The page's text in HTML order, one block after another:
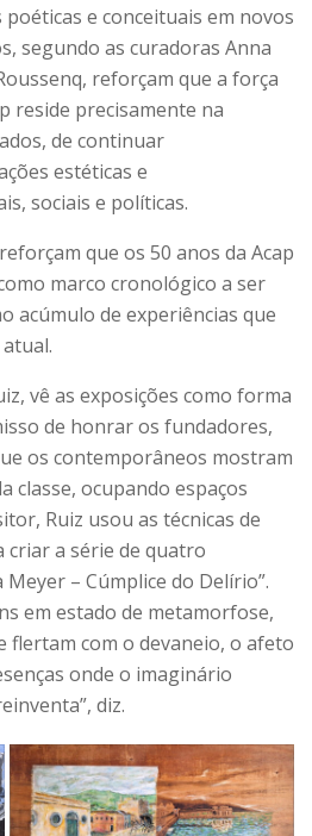
e conceituais em novos
segundo as curadoras Anna
reforçam que a força
reside precisamente na
de continuar
estéticas e
sociais e políticas.
que os 50 anos da Acap
marco cronológico a ser
acúmulo de experiências que
vê as exposições como forma
de honrar os fundadores,
os contemporâneos mostram
classe, ocupando espaços
Ruiz usou as técnicas de
a série de quatro
– Cúmplice do Delírio”.
em estado de metamorfose,
flertam com o devaneio, o afeto
onde o imaginário
diz.